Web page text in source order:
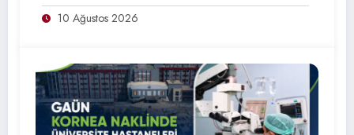
10 Ağustos 2026